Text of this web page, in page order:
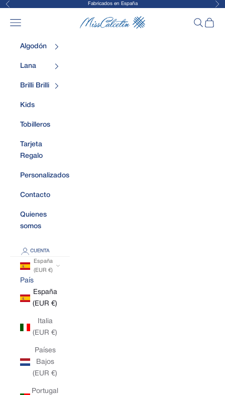
Ir al contenido
Anterior Fabricados en España
MissCalcetin
Abrir menú de navegación AbrirAbrir
Algodón
Lana
Brilli Brilli
Kids
Tobilleros
Tarjeta
Regalo
Personalizados
Contacto
Quienes
somos
CUENTA
España
(EUR €)
País
España
(EUR €)
Italia
(EUR €)
Países
Bajos
(EUR €)
Portugal